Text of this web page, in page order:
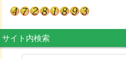
サイト内検索